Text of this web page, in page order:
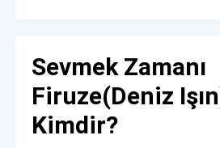
Sevmek Zamanı
Firuze(Deniz
Kimdir?